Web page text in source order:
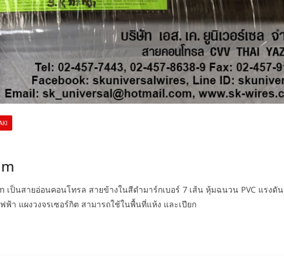
เป็นสายอ่อนคอนโทรล สายข้างในสีดำมาร์กเบอร์ 7 เส้น หุ้มฉนวน PVC แรงดัน
า แผงวงจรเซอร์กิต สามารถใช้ในพื้นที่แห้ง และเปียก